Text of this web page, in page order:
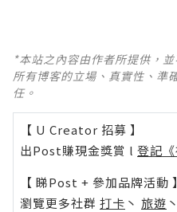
*本站之內容由作者所提供，
所有博客的立場、真實性、準
任。
【 U Creator 招募 】
出Post賺現金獎賞 l 登記
【 睇Post + 參加品牌活動 】
瀏覽更多社群 打卡 丶 旅遊 丶